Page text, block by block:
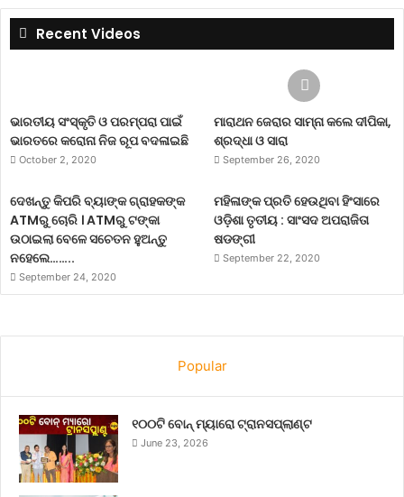
Recent Videos
ଭାରତୀୟ ସଂସ୍କୃତି ଓ ପରମ୍ପରା ପାଇଁ
ଭାରତରେ କରୋନା ନିଜ ରୂପ ବଦଳାଇଛି
October 2, 2020
ମାରାଥନ ଜେରାର ସାମ୍ନା କଲେ ଦୀପିକା,
ଶ୍ରଦ୍ଧା ଓ ସାରା
September 26, 2020
ଦେଖନ୍ତୁ କିପରି ବ୍ୟାଙ୍କ ଗ୍ରାହକଙ୍କ
ATMରୁ ଚୋରି । ATMରୁ ଟଙ୍କା
ଉଠାଇଲା ବେଳେ ସଚେତନ ହୁଅନ୍ତୁ
ନହେଲେ……..
September 24, 2020
ମହିଳାଙ୍କ ପ୍ରତି ହେଉଥିବା ହିଂସାରେ
ଓଡ଼ିଶା ତୃତୀୟ : ସାଂସଦ ଅପରାଜିତା
ଷଡଙ୍ଗୀ
September 22, 2020
Popular
୧୦୦ଟି ବୋନ୍ ମ୍ୟାରୋ ଟ୍ରାନସପ୍ଲାଣ୍ଟ
June 23, 2026